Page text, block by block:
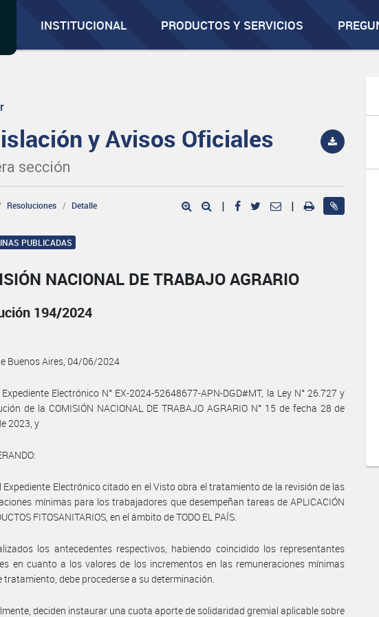
INSTITUCIONAL PRODUCTOS Y SERVICIOS
y Avisos Oficiales
sección
Resoluciones Detalle | |
PUBLICADAS
NACIONAL DE TRABAJO AGRARIO
194/2024
Buenos Aires, 04/06/2024
Expediente Electrónico N° EX-2024-52648677-APN-DGD#MT, la Ley N° 26.727 y
de la COMISIÓN NACIONAL DE TRABAJO AGRARIO N° 15 de fecha 28 de
2023, y
Expediente Electrónico citado en el Visto obra el tratamiento de la revisión de las
mínimas para los trabajadores que desempeñan tareas de APLICACIÓN
FITOSANITARIOS, en el ámbito de TODO EL PAÍS.
los antecedentes respectivos, habiendo coincidido los representantes
en cuanto a los valores de los incrementos en las remuneraciones mínimas
tratamiento, debe procederse a su determinación.
deciden instaurar una cuota aporte de solidaridad gremial aplicable sobre